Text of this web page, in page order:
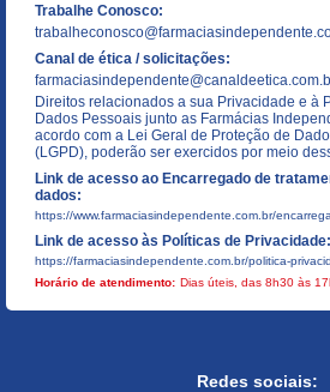
Trabalhe Conosco:
Canal de ética / solicitações:
Direitos relacionados a sua Privacidade e à
Dados Pessoais junto as Farmácias
acordo com a Lei Geral de Proteção de
(LGPD), poderão ser exercidos por meio
Link de acesso ao Encarregado de
dados:
https://www.farmaciasindependente.com.br/
Link de acesso às Políticas de Privacidade:
https://farmaciasindependente.com.br/politica-
Horário de atendimento: Dias úteis, das 8h30 às
Redes sociais: